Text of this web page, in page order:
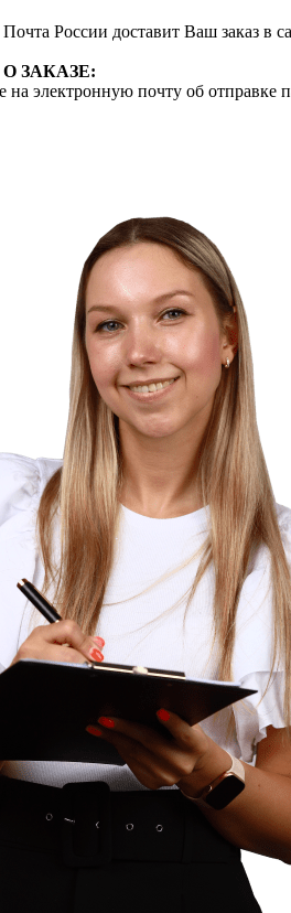
России доставит Ваш заказ в
ЗАКАЗЕ:
электронную почту об отправке